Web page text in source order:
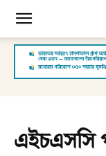
এইচএসসি